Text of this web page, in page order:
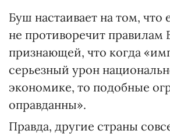
Буш настаивает на том, что
не противоречит правилам
признающей, что когда
серьезный урон
экономике, то подобные
оправданны».
Правда, другие страны